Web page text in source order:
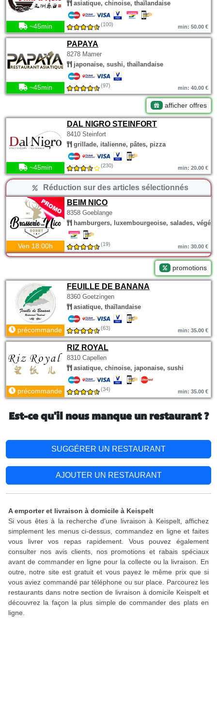
asiatique, chinoise, thaïlandaise
~45min (100) min: 50.00 €
PAPAYA
8278 Mamer
japonaise, sushi, thaïlandaise
~45min (97) min: 40.00 €
afficher offres
DAL NIGRO STEINFORT
8410 Steinfort
grillade, italienne, pâtes, pizza
~45min (230) min: 20.00 €
Réduction sur des articles sélectionnés
BEIM NICO
8358 Goeblange
hamburgers, luxembourgeoise, salades,
Ven 18:00h (19) min: 30.00 €
promotions
FEUILLE DE BANANA
8360 Goetzingen
asiatique, thaïlandaise
précommande (63) min: 35.00 €
RIZ ROYAL
8310 Capellen
asiatique, chinoise, japonaise, sushi
précommande (34) min: 35.00 €
Est-ce qu'il nous manque un restaurant ?
SUGGÉRER UN RESTAURANT
AJOUTER UN RESTAURANT
A emporter et livraison à domicile à Keispelt
Si vous êtes à la recherche d'une livraison à Keispelt, affichez
simplement les menus ci-dessus, commandez en ligne et faites
vous livrer vos repas rapidement. Vous pouvez également
consulter nos avis clients, nos promotions et rabais spéciaux
avant de commander en ligne pour la collecte ou la livraison. En
outre, notre site est gratuit et vous payez le même prix que si
vous aviez commandé par téléphone ou sur place. Parcourez les
restaurants dans notre section de livraison à domicile Keispelt et
découvrez la façon la plus simple de commander des plats en
ligne.